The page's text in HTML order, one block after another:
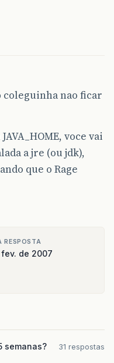
coleguinha nao ficar
voce vai
a jre (ou jdk),
que o Rage
RESPOSTA
de 2007
semanas?
31 respostas